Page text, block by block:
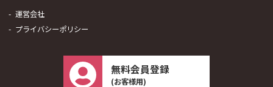
運営会社
プライバシーポリシー
無料会員登録
(お客様用)